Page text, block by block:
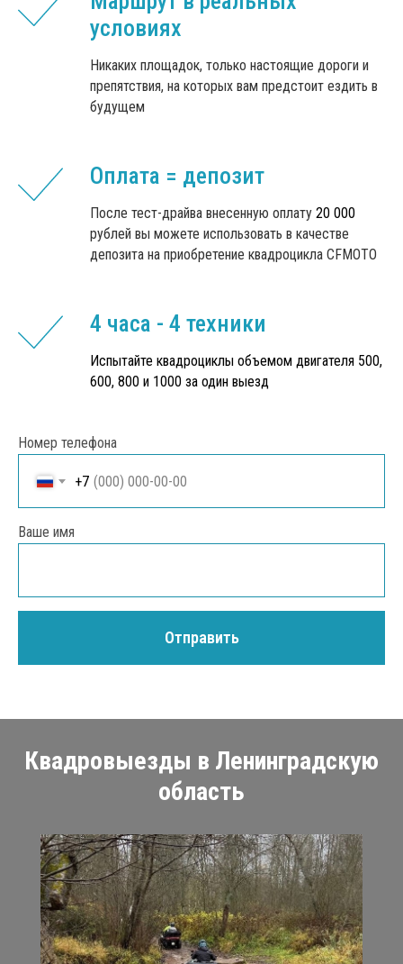
условиях
Никаких площадок, только настоящие дороги и
препятствия, на которых вам предстоит ездить в
будущем
Оплата = депозит
После тест-драйва внесенную оплату 20 000
рублей вы можете использовать в качестве
депозита на приобретение квадроцикла CFMOTO
4 часа - 4 техники
Испытайте квадроциклы объемом двигателя 500,
600, 800 и 1000 за один выезд
Номер телефона
+7
Ваше имя
Отправить
Квадровыезды в Ленинградскую
область